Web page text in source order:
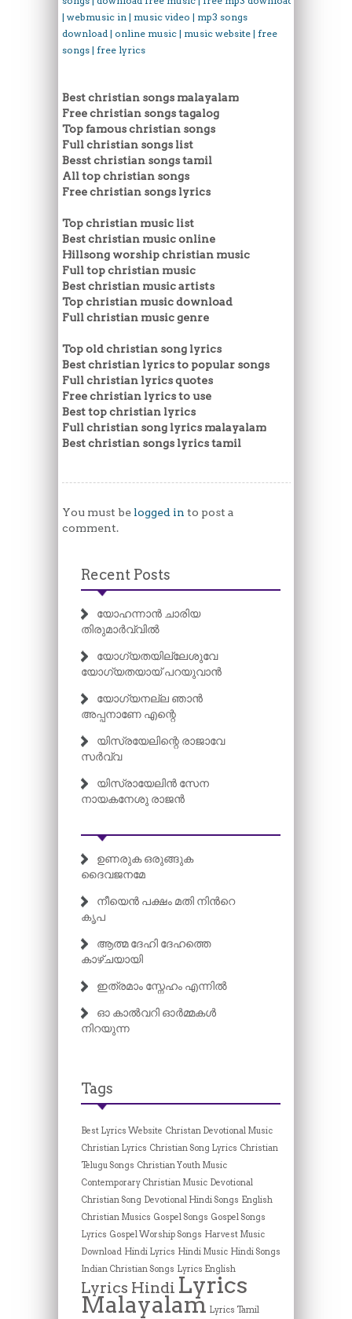
| webmusic in | music video | mp3 songs
download | online music | music website | free
songs | free lyrics
Best christian songs malayalam
Free christian songs tagalog
Top famous christian songs
Full christian songs list
Besst christian songs tamil
All top christian songs
Free christian songs lyrics
Top christian music list
Best christian music online
Hillsong worship christian music
Full top christian music
Best christian music artists
Top christian music download
Full christian music genre
Top old christian song lyrics
Best christian lyrics to popular songs
Full christian lyrics quotes
Free christian lyrics to use
Best top christian lyrics
Full christian song lyrics malayalam
Best christian songs lyrics tamil
You must be logged in to post a
comment.
Recent Posts
യോഹന്നാൻ ചാരിയ
തിരുമാർവ്വിൽ
യോഗ്യതയില്ലേശുവേ
യോഗ്യതയായ് പറയുവാൻ
യോഗ്യനല്ല ഞാൻ
അപ്പനാണേ എന്റെ
യിസ്രയേലിന്റെ രാജാവേ
സർവ്വ
യിസ്രായേലിൻ സേന
നായകനേശു രാജൻ
ഉണരുക ഒരുങ്ങുക
ദൈവജനമേ
നീയെൻ പക്ഷം മതി നിന്‍റെ
കൃപ
ആത്മ ദേഹി ദേഹത്തെ
കാഴ്ചയായി
ഇത്രമാം സ്നേഹം എന്നിൽ
ഓ കാൽവറി ഓർമ്മകൾ
നിറയുന്ന
Tags
Best Lyrics Website Christan Devotional Music
Christian Lyrics Christian Song Lyrics Christian
Telugu Songs Christian Youth Music
Contemporary Christian Music Devotional
Christian Song Devotional Hindi Songs English
Christian Musics Gospel Songs Gospel Songs
Lyrics Gospel Worship Songs Harvest Music
Download Hindi Lyrics Hindi Music Hindi Songs
Indian Christian Songs Lyrics English
Lyrics Hindi Lyrics
Malayalam Lyrics Tamil